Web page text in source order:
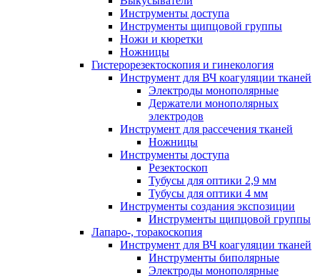
Инструменты доступа
Инструменты щипцовой группы
Ножи и кюретки
Ножницы
Гистерорезектоскопия и гинекология
Инструмент для ВЧ коагуляции тканей
Электроды монополярные
Держатели монополярных
электродов
Инструмент для рассечения тканей
Ножницы
Инструменты доступа
Резектоскоп
Тубусы для оптики 2,9 мм
Тубусы для оптики 4 мм
Инструменты создания экспозиции
Инструменты щипцовой группы
Лапаро-, торакоскопия
Инструмент для ВЧ коагуляции тканей
Инструменты биполярные
Электроды монополярные